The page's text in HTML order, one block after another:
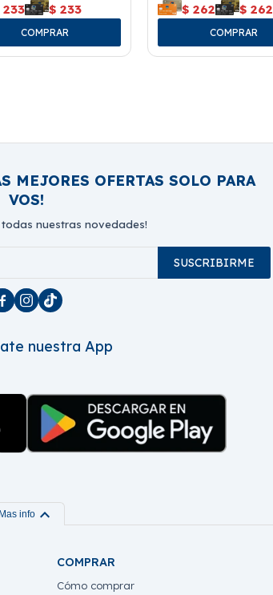
233 $ 233 $ 262 $ 262
MEJORES OFERTAS SOLO PARA
VOS!
todas nuestras novedades!
SUSCRIBIRME
  
nuestra App
Mas info expand_more
COMPRAR
Cómo comprar